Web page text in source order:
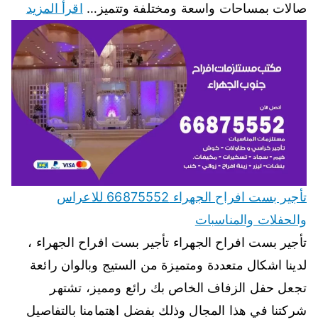
صالات بمساحات واسعة ومختلفة وتتميز… اقرأ المزيد
تأجير بست افراح الجهراء 66875552 للاعراس
والحفلات والمناسبات
تأجير بست افراح الجهراء تأجير بست افراح الجهراء ،
لدينا اشكال متعددة ومتميزة من الستيج وبالوان رائعة
تجعل حفل الزفاف الخاص بك رائع ومميز، تشتهر
شركتنا في هذا المجال وذلك بفضل اهتمامنا بالتفاصيل